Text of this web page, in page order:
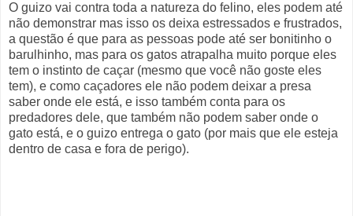
O guizo vai contra toda a natureza do felino, eles podem até
não demonstrar mas isso os deixa estressados e frustrados,
a questão é que para as pessoas pode até ser bonitinho o
barulhinho, mas para os gatos atrapalha muito porque eles
tem o instinto de caçar (mesmo que você não goste eles
tem), e como caçadores ele não podem deixar a presa
saber onde ele está, e isso também conta para os
predadores dele, que também não podem saber onde o
gato está, e o guizo entrega o gato (por mais que ele esteja
dentro de casa e fora de perigo).